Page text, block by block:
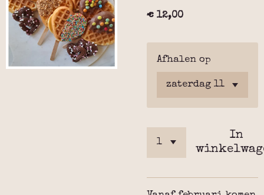
€ 12,00
Afhalen op
In